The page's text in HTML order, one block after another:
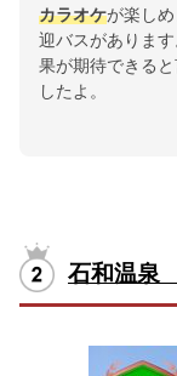
カラオケが楽し
迎バスがありま
果が期待できる
したよ。
石和温泉